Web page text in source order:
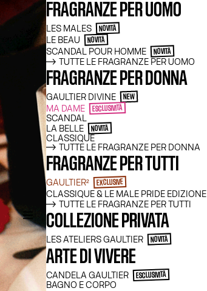
FRAGRANZE PER UOMO
LES MALES NOVITÀ
LE BEAU NOVITÀ
SCANDAL POUR HOMME NOVITÀ
TUTTE LE FRAGRANZE PER UOMO
FRAGRANZE PER DONNA
GAULTIER DIVINE NEW
MA DAME ESCLUSIVITÀ
SCANDAL
LA BELLE
NOVITÀ
CLASSIQUE
TUTTE LE FRAGRANZE PER DONNA
FRAGRANZE PER TUTTI
GAULTIER² EXCLUSIVE
CLASSIQUE & LE MALE PRIDE EDIZIONE
TUTTE LE FRAGRANZE PER TUTTI
COLLEZIONE PRIVATA
LES ATELIERS GAULTIER NOVITÀ
ARTE DI VIVERE
CANDELA GAULTIER ESCLUSIVITÀ
BAGNO E CORPO